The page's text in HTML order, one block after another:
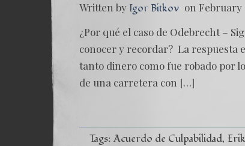
Written by Igor Bitkov on February
¿Por qué el caso de Odebrecht –
conocer y recordar? La respuesta
tanto dinero como fue robado por
de una carretera con […]
Tags: Acuerdo de Culpabilidad